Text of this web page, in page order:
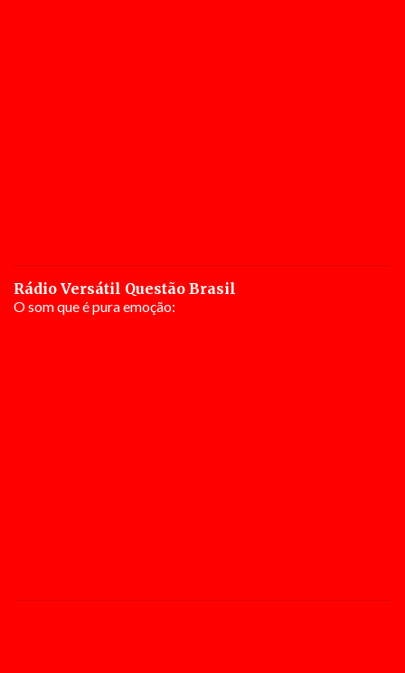
Rádio Versátil Questão Brasil
O som que é pura emoção: